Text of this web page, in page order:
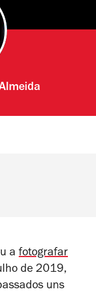
a fotografar
de 2019,
uns